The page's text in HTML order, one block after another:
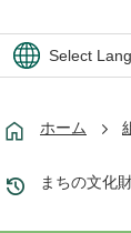
ホーム
まちの文化